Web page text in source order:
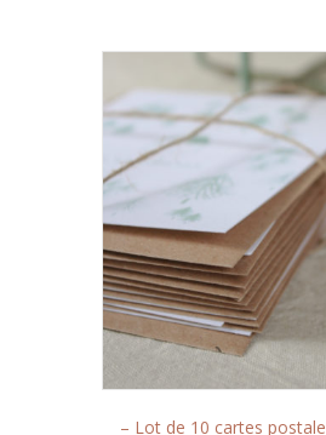
– Lot de 10 cartes